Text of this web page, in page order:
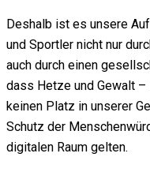
Deshalb ist es unsere
und Sportler nicht nur
auch durch einen
dass Hetze und Gewalt –
keinen Platz in unserer
Schutz der
digitalen Raum gelten.